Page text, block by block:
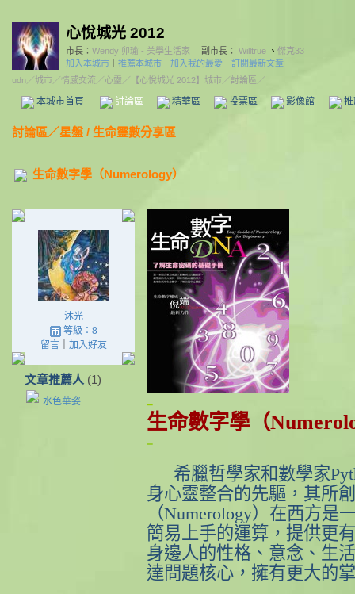
心悅城光 2012
市長： Wendy 卯瑜 - 美學生活家 副市長： Willtrue 、 傑克33
加入本城市
推薦本城市 加入我的最愛
訂閱最新文章
udn／城市 ／情感交流 ／心靈 ／ 【心悅城光 2012】城市 ／討論區／
本城市首頁 討論區 精華區 投票區 影像館
討論區／星盤 / 生命靈數分享區
生命數字學（Numerology）
沐光
等級：8
留言｜ 加入好友
文章推薦人 (1)
水色華姿
-
生命數字學（
-
希臘哲學家和數學家
身心靈整合的先驅，其所
（Numerology）在西方是
簡易上手的運算，提供更
身邊人的性格、意念、生
達問題核心，擁有更大的